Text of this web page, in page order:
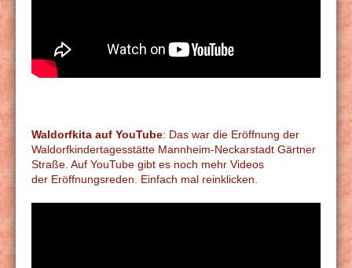
Waldorfkita auf YouTube: Das war die Eröffnung der
Waldorfkindertagesstätte Mannheim-Neckarstadt Gärtner
Straße. Auf YouTube gibt es noch mehr Videos
der Eröffnungsreden. Einfach mal reinklicken.